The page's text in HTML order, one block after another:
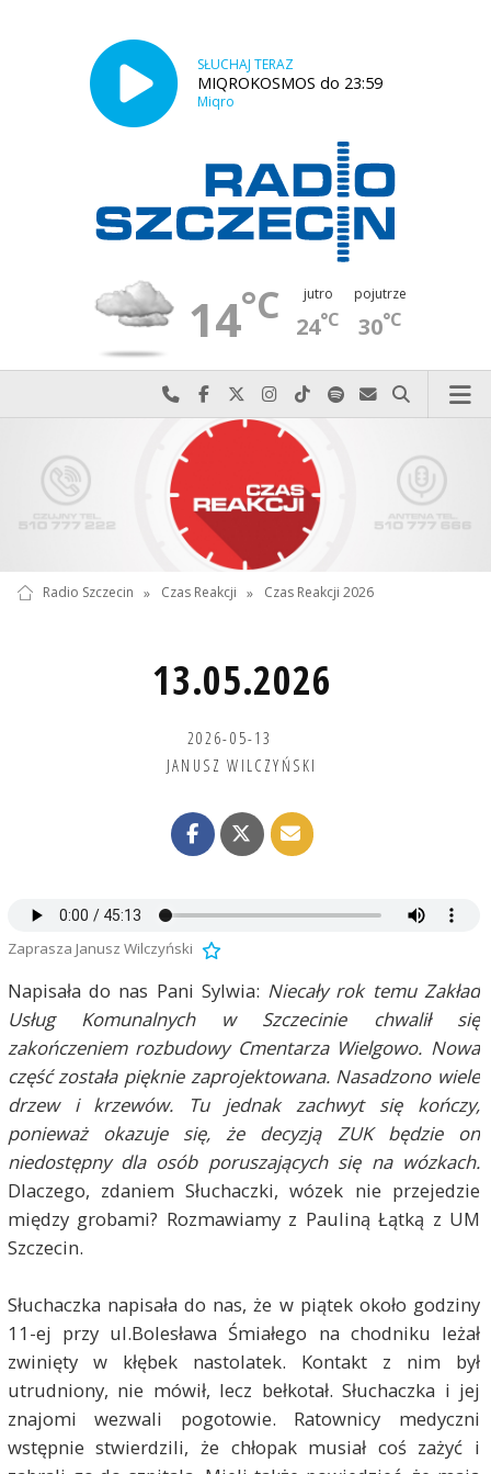
SŁUCHAJ TERAZ
MIQROKOSMOS do 23:59
Miqro
14°C jutro
24°C
pojutrze
30°C
Najlepiej po prostu do nas zadzwoń
Odwiedź nas na Facebook-u
Odwiedź nas na X
Odwiedź nas na Instagram-ie
Odwiedź nas na TikTok-u
Szukaj nas na Spotify
Wyślij do nas
Szukaj
Radio Szczecin » Czas Reakcji » Czas Reakcji 2026
13.05.2026
2026-05-13
JANUSZ WILCZYŃSKI
Zaprasza Janusz Wilczyński
Napisała do nas Pani Sylwia: Niecały rok temu Zakład
Usług Komunalnych w Szczecinie chwalił się
zakończeniem rozbudowy Cmentarza Wielgowo. Nowa
część została pięknie zaprojektowana. Nasadzono wiele
drzew i krzewów. Tu jednak zachwyt się kończy,
ponieważ okazuje się, że decyzją ZUK będzie on
niedostępny dla osób poruszających się na wózkach.
Dlaczego, zdaniem Słuchaczki, wózek nie przejedzie
między grobami? Rozmawiamy z Pauliną Łątką z UM
Szczecin.
Słuchaczka napisała do nas, że w piątek około godziny
11-ej przy ul.Bolesława Śmiałego na chodniku leżał
zwinięty w kłębek nastolatek. Kontakt z nim był
utrudniony, nie mówił, lecz bełkotał. Słuchaczka i jej
znajomi wezwali pogotowie. Ratownicy medyczni
wstępnie stwierdzili, że chłopak musiał coś zażyć i